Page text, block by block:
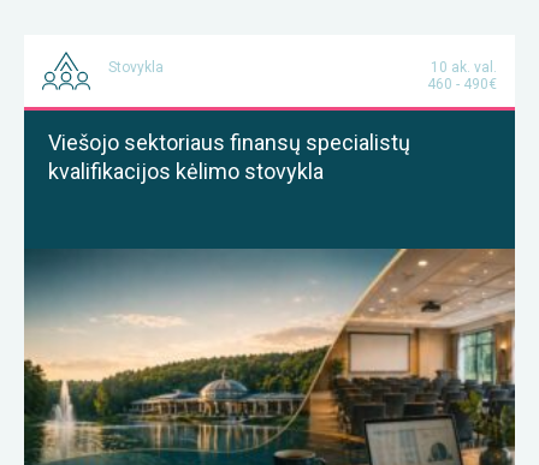
Stovykla
10 ak. val.
460 - 490€
Viešojo sektoriaus finansų specialistų
kvalifikacijos kėlimo stovykla